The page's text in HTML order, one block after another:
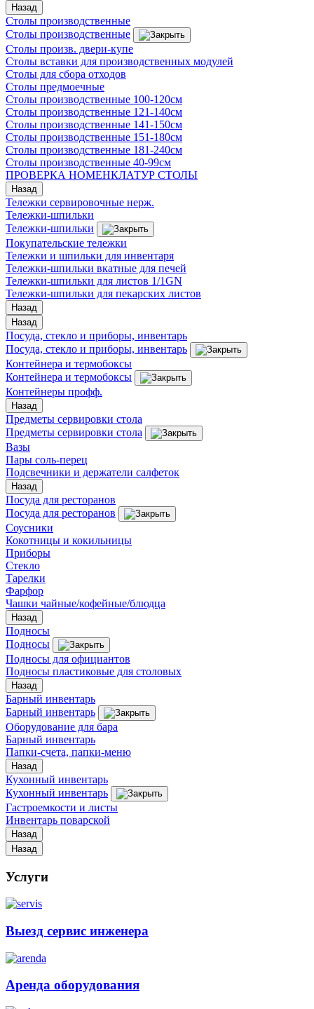
Назад
Столы производственные
Столы производственные
Столы произв. двери-купе
Столы вставки для производственных модулей
Столы для сбора отходов
Столы предмоечные
Столы производственные 100-120см
Столы производственные 121-140см
Столы производственные 141-150см
Столы производственные 151-180см
Столы производственные 181-240см
Столы производственные 40-99см
ПРОВЕРКА НОМЕНКЛАТУР СТОЛЫ
Назад
Тележки сервировочные нерж.
Тележки-шпильки
Тележки-шпильки
Покупательские тележки
Тележки и шпильки для инвентаря
Тележки-шпильки вкатные для печей
Тележки-шпильки для листов 1/1GN
Тележки-шпильки для пекарских листов
Назад
Назад
Посуда, стекло и приборы, инвентарь
Посуда, стекло и приборы, инвентарь
Контейнера и термобоксы
Контейнера и термобоксы
Контейнеры профф.
Назад
Предметы сервировки стола
Предметы сервировки стола
Вазы
Пары соль-перец
Подсвечники и держатели салфеток
Назад
Посуда для ресторанов
Посуда для ресторанов
Соусники
Кокотницы и кокильницы
Приборы
Стекло
Тарелки
Фарфор
Чашки чайные/кофейные/блюдца
Назад
Подносы
Подносы
Подносы для официантов
Подносы пластиковые для столовых
Назад
Барный инвентарь
Барный инвентарь
Оборудование для бара
Барный инвентарь
Папки-счета, папки-меню
Назад
Кухонный инвентарь
Кухонный инвентарь
Гастроемкости и листы
Инвентарь поварской
Назад
Назад
Услуги
Выезд сервис инженера
Аренда оборудования